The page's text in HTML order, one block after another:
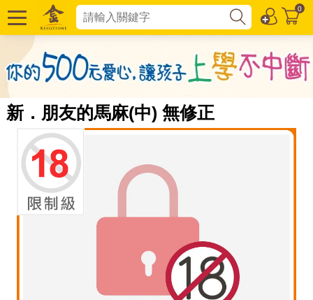
0
新．朋友的馬麻(中) 無修正